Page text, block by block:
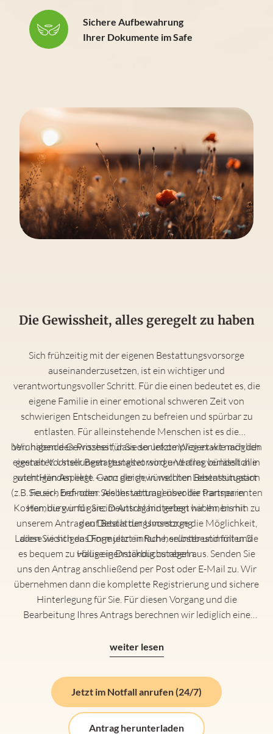
Sichere Aufbewahrung
Ihrer Dokumente im Safe
Die Gewissheit, alles geregelt zu haben
Sich frühzeitig mit der eigenen Bestattungsvorsorge
auseinanderzusetzen, ist ein wichtiger und
verantwortungsvoller Schritt. Für die einen bedeutet es, die
eigene Familie in einer emotional schweren Zeit von
schwierigen Entscheidungen zu befreien und spürbar zu
entlasten. Für alleinstehende Menschen ist es die
beruhigende Gewissheit, dass der letzte Weg exakt nach den
eigenen Vorstellungen gestaltet wird und alles verlässlich in
guten Händen liegt. Ganz gleich, in welcher Lebenssituation
Sie sich befinden: Als Ihr vertrauensvoller Partner in
Hamburg und ganz Deutschland geben wir Ihnen mit
unserem Antrag auf Bestattungsvorsorge die Möglichkeit,
diese wichtigen Dinge jetzt in Ruhe, selbstbestimmt und
völlig eigenständig zu regeln.
Wir haben den Prozess für Sie so unkompliziert wie möglich
gestaltet. Unser Bestattungsvorsorge-Vertrag bündelt alle
wichtigen Aspekte – von der gewünschten Bestattungsart
(z.B. Feuer-, Erd- oder Seebestattung) über die transparenten
Kosten, die wir für Sie im Antrag hinterlegt haben, bis hin zu
den Details der Umsetzung.
Laden Sie sich das Formular einfach herunter und füllen Sie
es bequem zu Hause in Druckbuchstaben aus. Senden Sie
uns den Antrag anschließend per Post oder E-Mail zu. Wir
übernehmen dann die komplette Registrierung und sichere
Hinterlegung für Sie. Für diesen Vorgang und die
Bearbeitung Ihres Antrags berechnen wir lediglich eine
inklusive MwSt. Die entsprechende Rechnung erhalten Sie
erst zusammen mit Ihrem geprüften und von uns
gegengezeichneten Vorsorgevertrag. So haben Sie heute
schon das beruhigende Gefühl, für die Zukunft vorzusorgen.
weiter lesen
Jetzt im Notfall anrufen (24/7)
Antrag herunterladen